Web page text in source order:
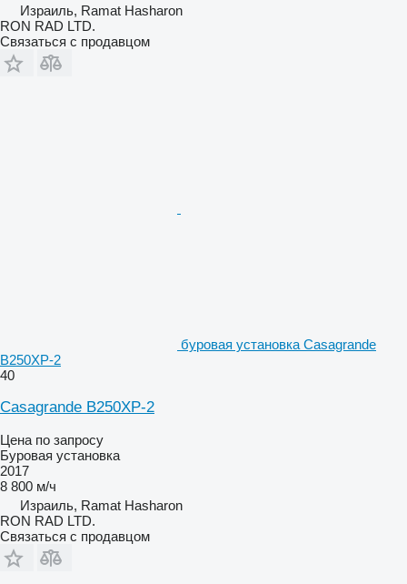
Израиль, Ramat Hasharon
RON RAD LTD.
Связаться с продавцом
буровая установка Casagrande
B250XP-2
40
Casagrande B250XP-2
Цена по запросу
Буровая установка
2017
8 800 м/ч
Израиль, Ramat Hasharon
RON RAD LTD.
Связаться с продавцом